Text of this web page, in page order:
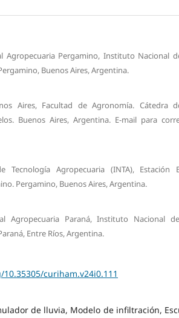
Agropecuaria Pergamino, Instituto Nacional
Buenos Aires, Argentina.
Aires, Facultad de Agronomía. Cátedra
Buenos Aires, Argentina. E-mail para
Tecnología Agropecuaria (INTA), Estación
Pergamino, Buenos Aires, Argentina.
Agropecuaria Paraná, Instituto Nacional
Entre Ríos, Argentina.
curiham.v24i0.111
de lluvia, Modelo de infiltración,